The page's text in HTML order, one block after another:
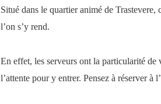
Situé dans le quartier animé de
l’on s’y rend.
En effet, les serveurs ont la particularité de
l’attente pour y entrer. Pensez à réserver à